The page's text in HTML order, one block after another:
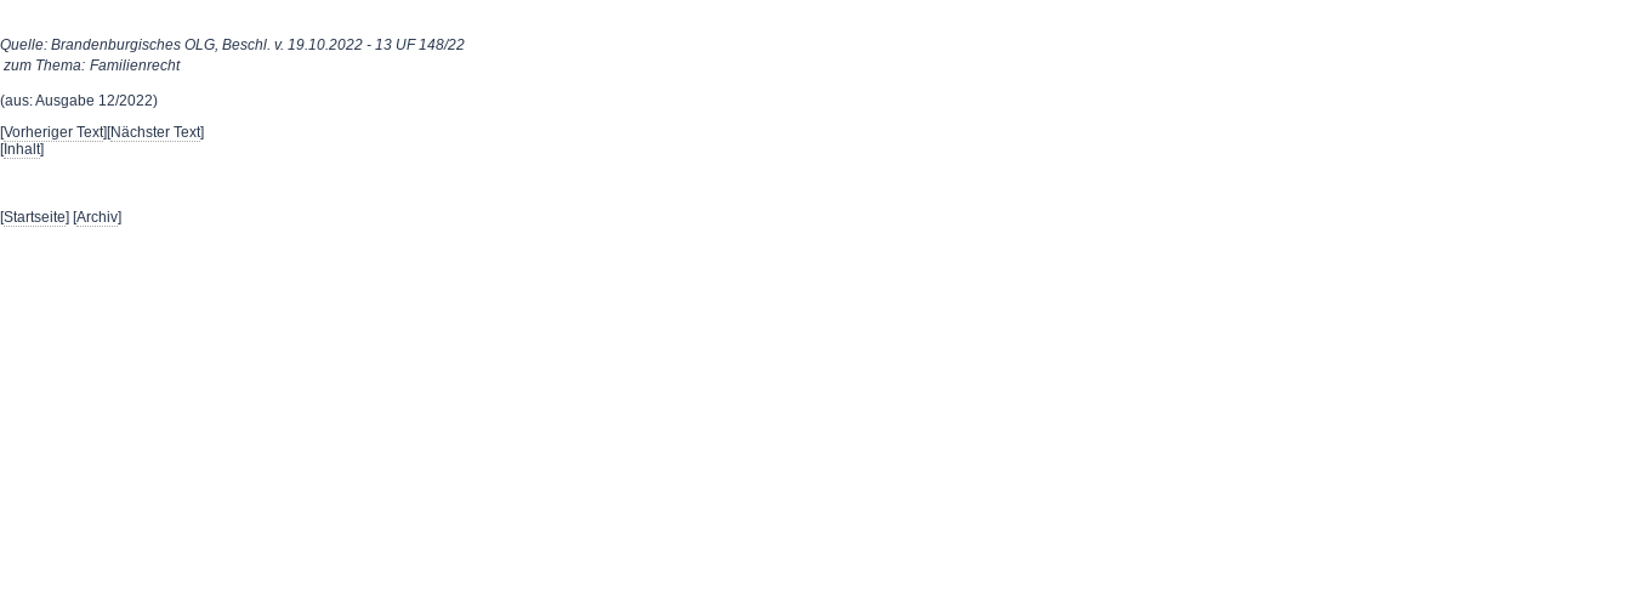
Quelle: Brandenburgisches OLG, Beschl. v. 19.10.2022 - 13 UF 148/22
zum Thema: Familienrecht
(aus: Ausgabe 12/2022)
[Vorheriger Text][Nächster Text]
[Inhalt]
[Startseite] [Archiv]